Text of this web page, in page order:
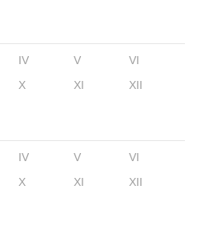
IV V
VI
X XI XII
IV V
VI
X XI XII